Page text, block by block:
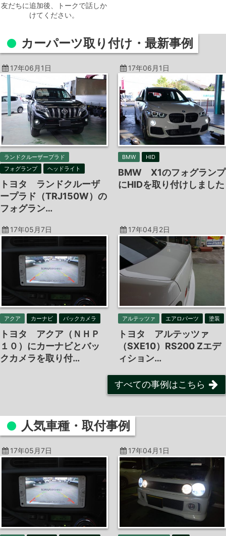
友だちに追加後、トークで話しか
けてください。
カーパーツ取り付け・ 最新事例
17年06月1日
ランドクルーザープラド
フォグランプ
ヘッドライト
トヨタ ランドクルーザ
ープラド（TRJ150W）の
フォグラン…
17年06月1日
BMW HID
BMW X1のフォグランプ
にHIDを取り付けしました
17年05月7日
アクア カーナビ バックカメラ
トヨタ アクア（ＮＨＰ
１０）にカーナビとバッ
クカメラを取り付…
17年04月2日
アルテッツァ エアロパーツ 塗装
トヨタ アルテッツァ
（SXE10）RS200 Zエデ
ィション…
すべての事例はこちら
人気車種・ 取付事例
17年05月7日 17年04月1日